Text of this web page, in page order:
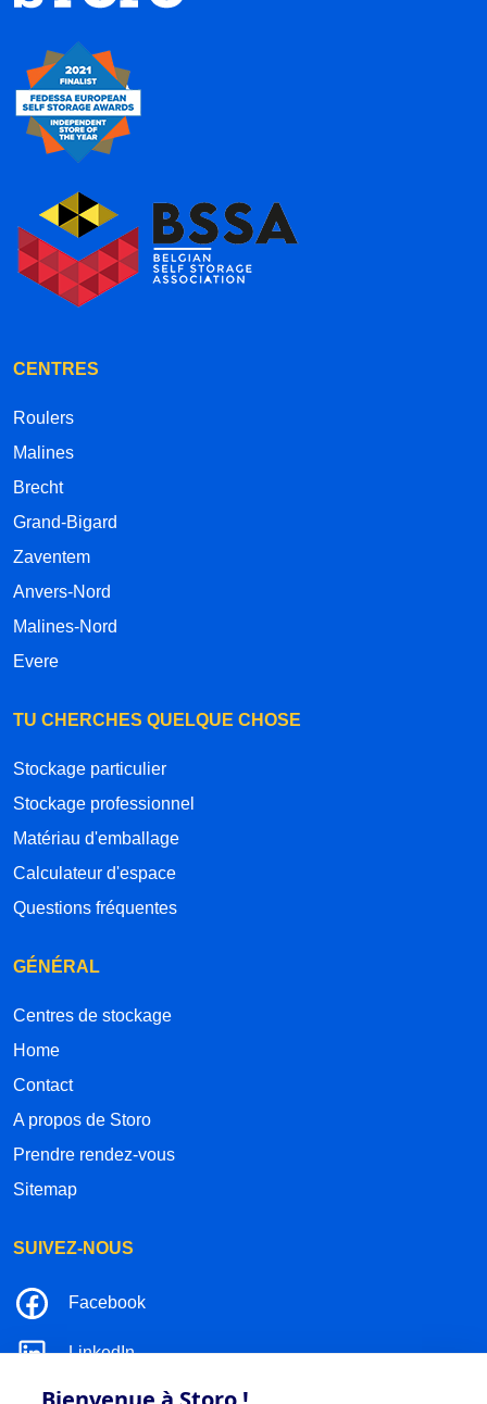
CENTRES
Roulers
Malines
Brecht
Grand-Bigard
Zaventem
Anvers-Nord
Malines-Nord
Evere
TU CHERCHES QUELQUE CHOSE
Stockage particulier
Stockage professionnel
Matériau d'emballage
Calculateur d'espace
Questions fréquentes
GÉNÉRAL
Centres de stockage
Home
Contact
A propos de Storo
Prendre rendez-vous
Sitemap
SUIVEZ-NOUS
Facebook
LinkedIn